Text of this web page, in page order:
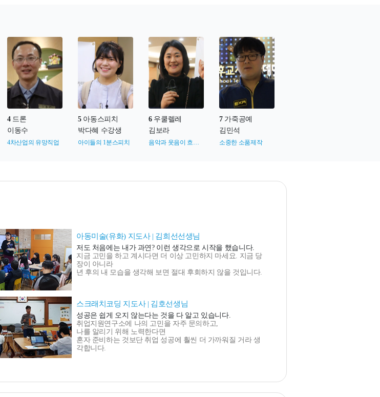
4드론
이동수
4차산업의 유망직업
5아동스피치
박다혜 수강생
아이들의 1분스피치
6우쿨렐레
김보라
음악과 웃음이 흐르는
7가죽공예
김민석
소중한 소품제작
아동미술(유화) 지도사 | 김희선선생님
저도 처음에는 내가 과연? 이런 생각으로 시작을 했습니다.
지금 고민을 하고 계시다면 더 이상 고민하지 마세요. 지금 당
장이 아니라
년 후의 내 모습을 생각해 보면 절대 후회하지 않을 것입니다.
스크래치코딩 지도사 | 김호선생님
성공은 쉽게 오지 않는다는 것을 다 알고 있습니다.
취업지원연구소에 나의 고민을 자주 문의하고,
나를 알리기 위해 노력한다면
혼자 준비하는 것보단 취업 성공에 훨씬 더 가까워질 거라 생
각합니다.